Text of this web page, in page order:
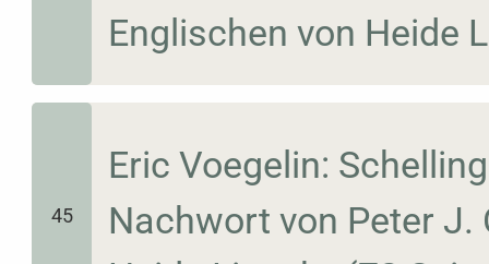
Englischen von Heide
45
Eric Voegelin:
Nachwort von Peter J.